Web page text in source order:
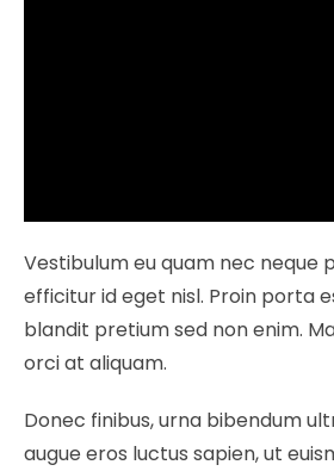
Vestibulum eu quam nec neque
efficitur id eget nisl. Proin porta
blandit pretium sed non enim.
orci at aliquam.
Donec finibus, urna bibendum
augue eros luctus sapien, ut